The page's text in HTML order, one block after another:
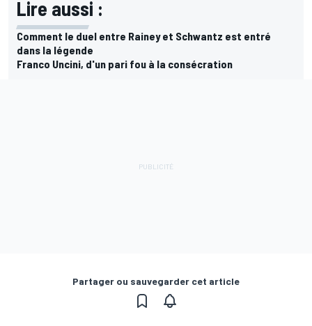
Lire aussi :
Comment le duel entre Rainey et Schwantz est entré
dans la légende
Franco Uncini, d'un pari fou à la consécration
Partager ou sauvegarder cet article